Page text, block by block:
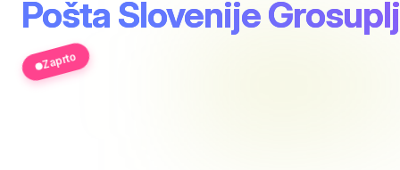
Pošta Slovenije
Zaprto